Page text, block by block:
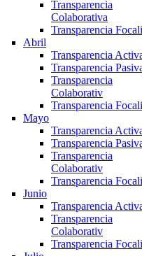
Transparencia
Colaborativa
Transparencia
Abril
Transparencia
Transparencia
Transparencia
Colaborativ
Transparencia
Mayo
Transparencia
Transparencia
Transparencia
Colaborativ
Transparencia
Junio
Transparencia
Transparencia
Colaborativ
Transparencia